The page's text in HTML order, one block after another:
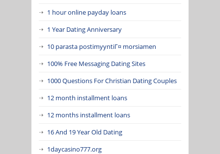
1 hour online payday loans
1 Year Dating Anniversary
10 parasta postimyyntiГ¤ morsiamen
100% Free Messaging Dating Sites
1000 Questions For Christian Dating Couples
12 month installment loans
12 months installment loans
16 And 19 Year Old Dating
1daycasino777.org